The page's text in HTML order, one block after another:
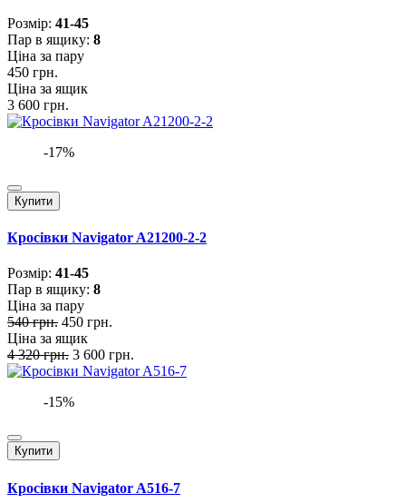
Розмiр: 41-45
Пар в ящику: 8
Ціна за пару
450 грн.
Ціна за ящик
3 600 грн.
-17%
Купити
Кросівки Navigator A21200-2-2
Розмiр: 41-45
Пар в ящику: 8
Ціна за пару
540 грн. 450 грн.
Ціна за ящик
4 320 грн. 3 600 грн.
-15%
Купити
Кросівки Navigator A516-7